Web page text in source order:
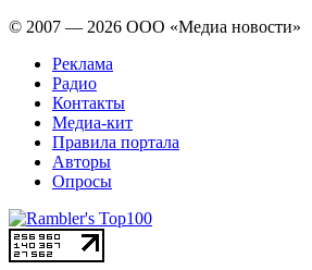
© 2007 — 2026 ООО «Медиа новости»
Реклама
Радио
Контакты
Медиа-кит
Правила портала
Авторы
Опросы